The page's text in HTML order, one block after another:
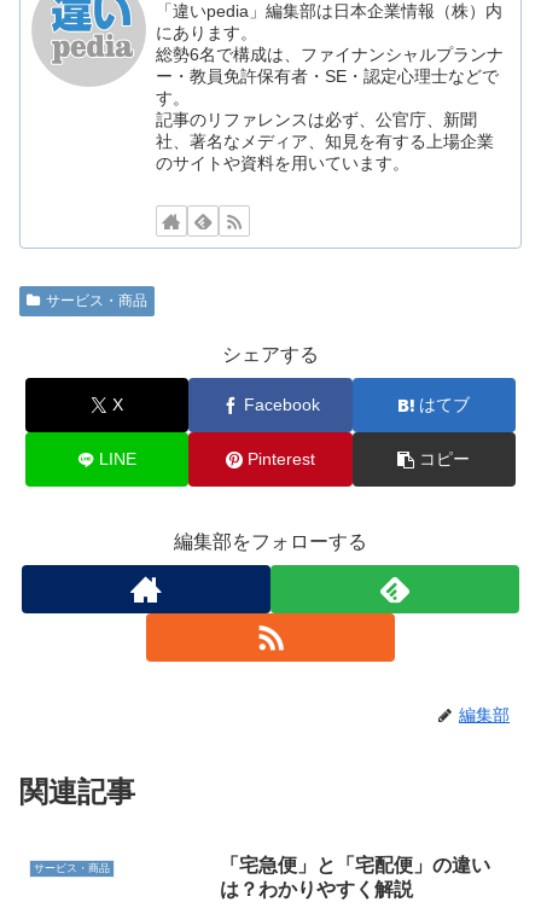
「違いpedia」編集部は日本企業情報（株）内
にあります。
総勢6名で構成は、ファイナンシャルプランナ
ー・教員免許保有者・SE・認定心理士などで
す。
記事のリファレンスは必ず、公官庁、新聞
社、著名なメディア、知見を有する上場企業
のサイトや資料を用いています。
サービス・商品
シェアする
X Facebook はてブ
LINE Pinterest コピー
編集部をフォローする
編集部
関連記事
サービス・商品
「宅急便」と「宅配便」の違い
は？わかりやすく解説